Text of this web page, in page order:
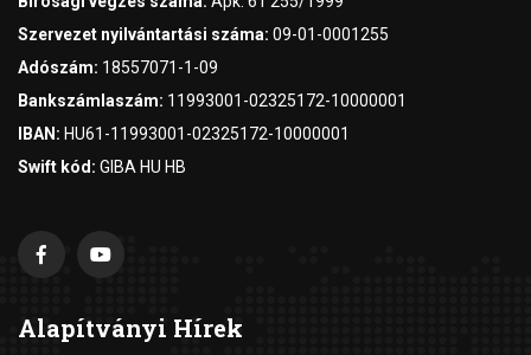
Szervezet nyilvántartási száma: 09-01-0001255
Adószám: 18557071-1-09
Bankszámlaszám: 11993001-02325172-10000001
IBAN: HU61-11993001-02325172-10000001
Swift kód: GIBA HU HB
Alapítványi Hírek